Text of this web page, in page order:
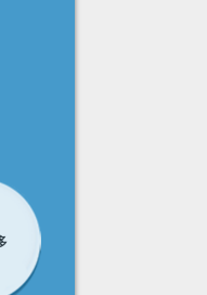
> >了解更多